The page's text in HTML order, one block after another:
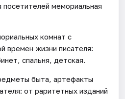
мемориальная
комнат с
времен жизни писателя:
спальня, детская.
быта, артефакты
от раритетных изданий